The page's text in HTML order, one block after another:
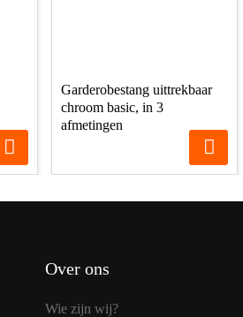
Garderobestang uittrekbaar
chroom basic, in 3
afmetingen
Over ons
Wie zijn wij?